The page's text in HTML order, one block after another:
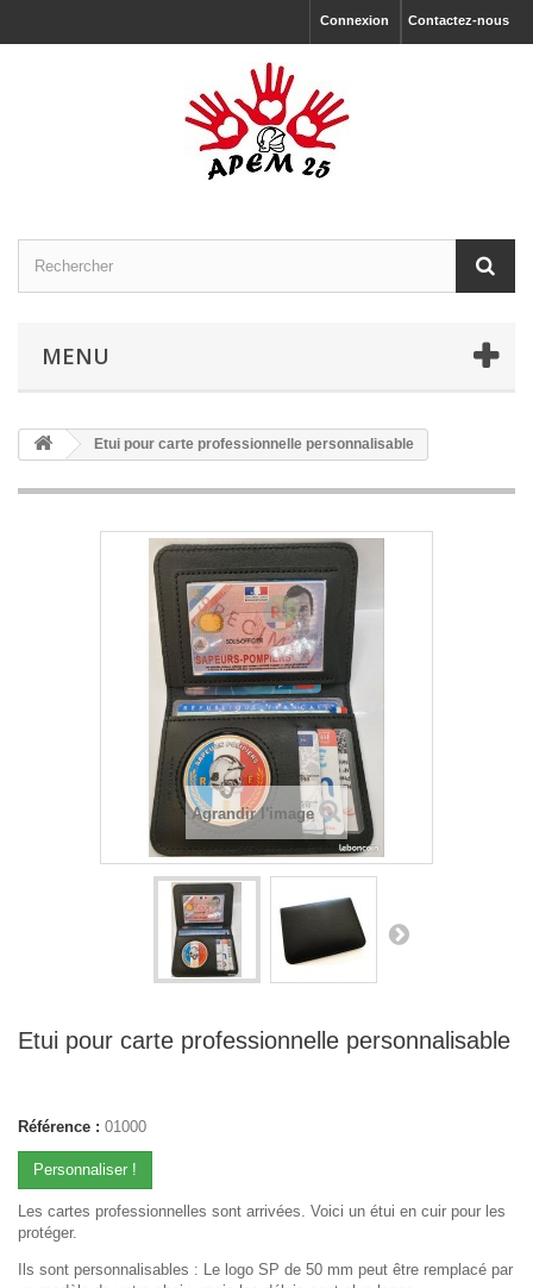
Contactez-nous
Connexion
MENU
Etui pour carte professionnelle personnalisable
Agrandir l'image
Etui pour carte professionnelle personnalisable
Référence : 01000
Personnaliser !
Les cartes professionnelles sont arrivées. Voici un étui en cuir pour les
protéger.
Ils sont personnalisables : Le logo SP de 50 mm peut être remplacé par